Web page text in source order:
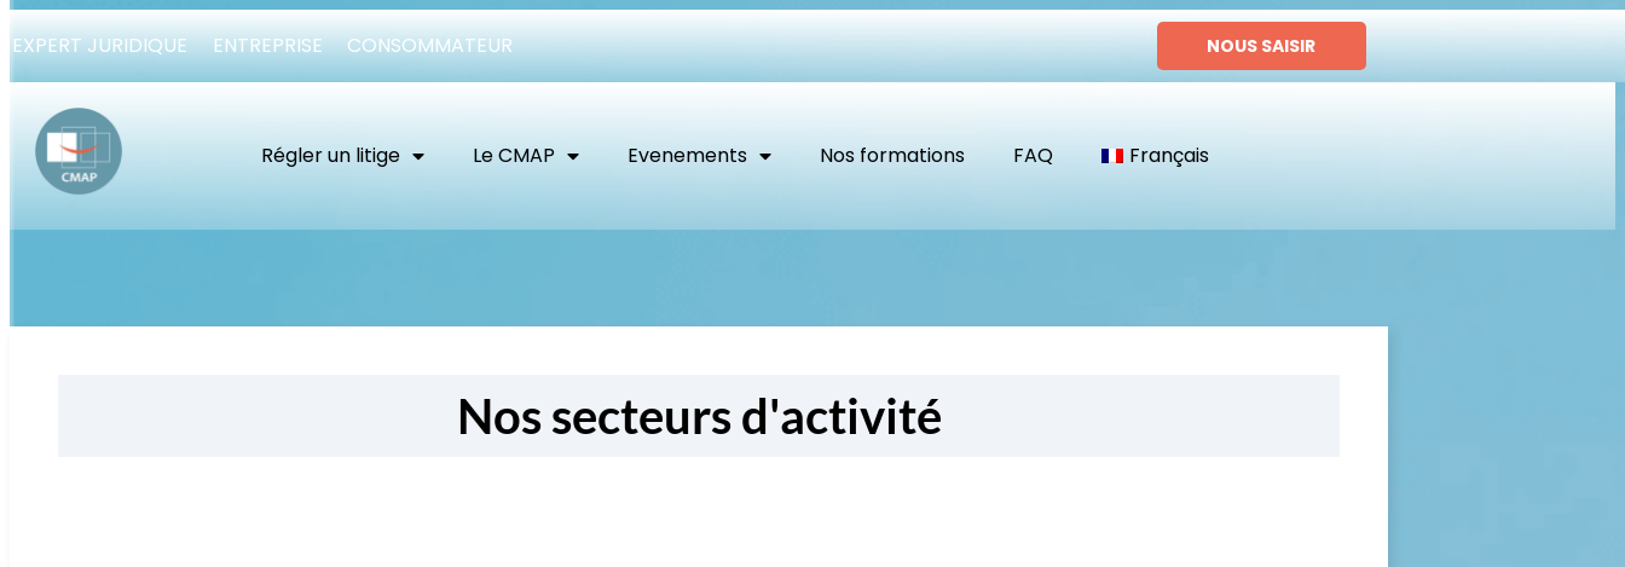
EXPERT JURIDIQUE ENTREPRISE CONSOMMATEUR NOUS SAISIR
Régler un litige Le CMAP Evenements Nos formations FAQ Français
Nos secteurs d'activité